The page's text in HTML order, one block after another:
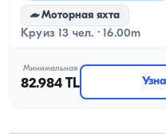
Моторная яхта
Круиз 13 чел. · 16.00m
Минимальная
82.984 TL